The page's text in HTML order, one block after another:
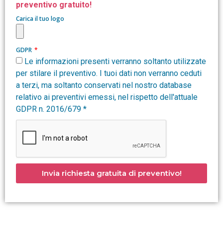
preventivo gratuito!
Carica il tuo logo
GDPR
Le informazioni presenti verranno soltanto utilizzate
per stilare il preventivo. I tuoi dati non verranno ceduti
a terzi, ma soltanto conservati nel nostro database
relativo ai preventivi emessi, nel rispetto dell'attuale
GDPR n. 2016/679 *
Invia richiesta gratuita di preventivo!